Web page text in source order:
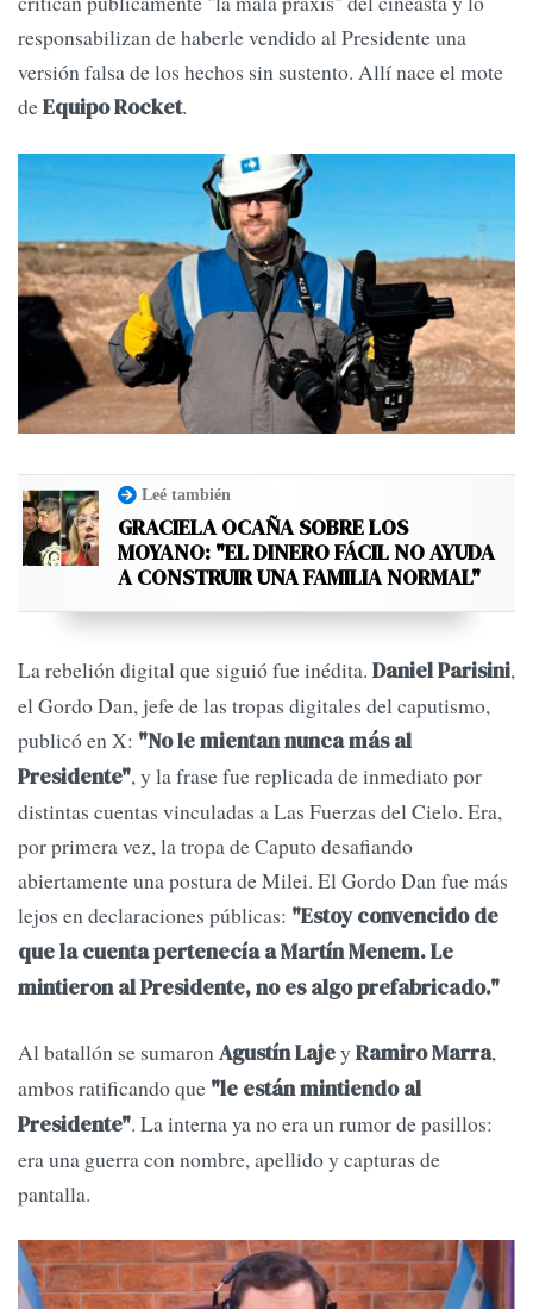
responsabilizan de haberle vendido al Presidente una
versión falsa de los hechos sin sustento. Allí nace el mote
deEquipo Rocket.
Leé también
GRACIELA OCAÑA SOBRE LOS
MOYANO: "EL DINERO FÁCIL NO AYUDA
A CONSTRUIR UNA FAMILIA NORMAL"
La rebelión digital que siguió fue inédita. Daniel Parisini,
el Gordo Dan, jefe de las tropas digitales del caputismo,
publicó en X: "No le mientan nunca más al
Presidente", y la frase fue replicada de inmediato por
distintas cuentas vinculadas a Las Fuerzas del Cielo. Era,
por primera vez, la tropa de Caputo desafiando
abiertamente una postura de Milei. El Gordo Dan fue más
lejos en declaraciones públicas: "Estoy convencido de
que la cuenta pertenecía a Martín Menem. Le
mintieron al Presidente, no es algo prefabricado."
Al batallón se sumaronAgustín Lajey Ramiro Marra,
ambos ratificando que "le están mintiendo al
Presidente". La interna ya no era un rumor de pasillos:
era una guerra con nombre, apellido y capturas de
pantalla.